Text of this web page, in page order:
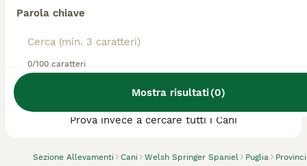
Parola chiave
0/100 caratteri
Mostra risultati(0)
Sezione Allevamenti Cani Welsh Springer Spaniel Puglia
Abbiamo trovato 0 Allevamento di Welsh
Prova invece a cercare tutti i Cani